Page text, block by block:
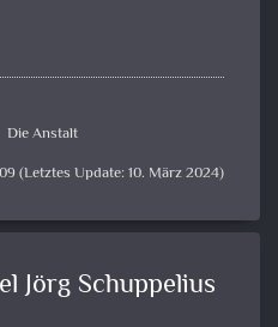
Die Anstalt
(Letztes Update: 10. März 2024)
Jörg Schuppelius